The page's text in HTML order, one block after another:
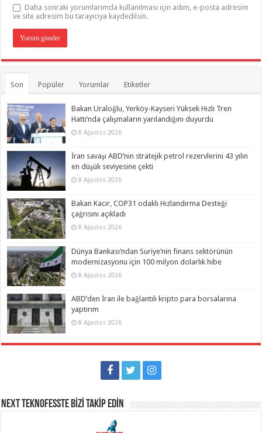
Daha sonraki yorumlarımda kullanılması için adım, e-posta adresim
ve site adresim bu tarayıcıya kaydedilsin.
Son Popüler Yorumlar Etiketler
Bakan Uraloğlu, Yerköy-Kayseri Yüksek Hızlı Tren
Hattı’nda çalışmaların yarılandığını duyurdu
8 Ağustos 2026
İran savaşı ABD’nin stratejik petrol rezervlerini 43 yılın
en düşük seviyesine çekti
8 Ağustos 2026
Bakan Kacır, COP31 odaklı Hızlandırma Desteği
çağrısını açıkladı
8 Ağustos 2026
Dünya Bankası’ndan Suriye’nin finans sektörünün
modernizasyonu için 100 milyon dolarlık hibe
8 Ağustos 2026
ABD’den İran ile bağlantılı kripto para borsalarına
yaptırım
8 Ağustos 2026
NEXT TEKNOFESSTE BİZİ TAKİP EDİN